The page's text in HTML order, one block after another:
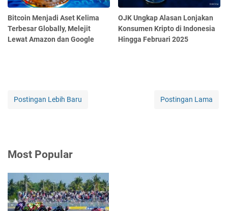
Bitcoin Menjadi Aset Kelima
Terbesar Globally, Melejit
Lewat Amazon dan Google
OJK Ungkap Alasan Lonjakan
Konsumen Kripto di Indonesia
Hingga Februari 2025
Postingan Lebih Baru Postingan Lama
Most Popular